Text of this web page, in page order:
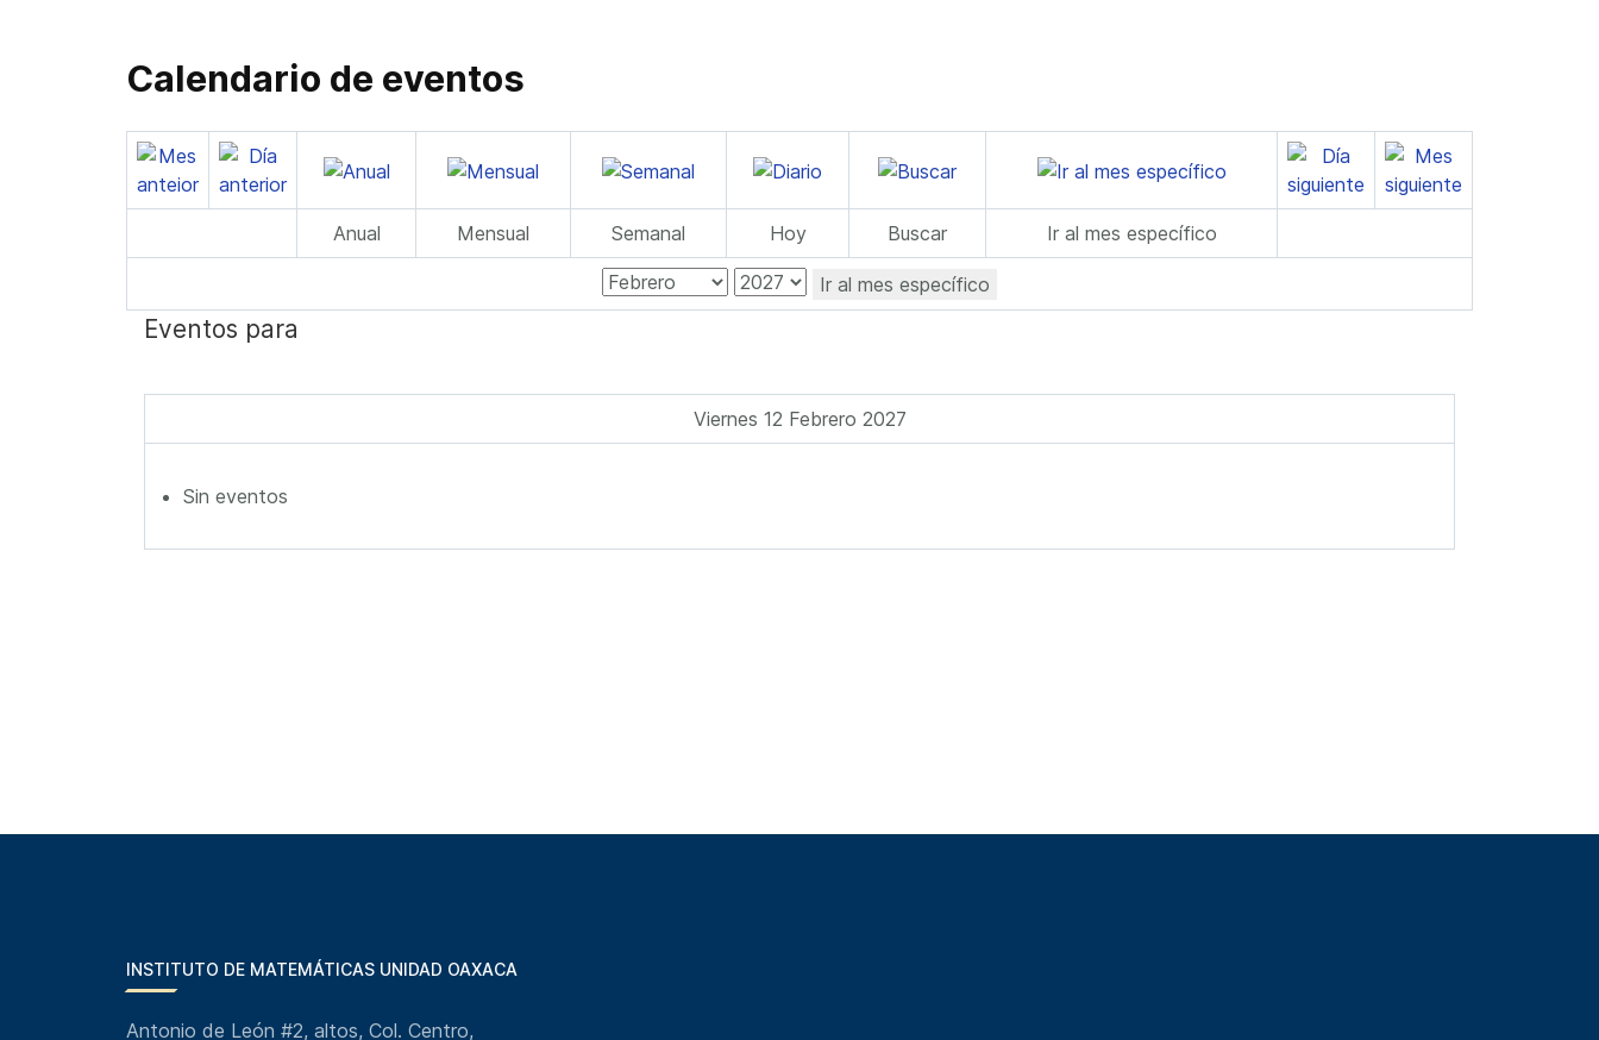
Calendario de eventos
Anual Mensual Semanal Hoy Buscar Ir al mes específico
Ir al mes específico
Eventos para
Viernes 12 Febrero 2027
Sin eventos
INSTITUTO DE MATEMÁTICAS UNIDAD OAXACA
Antonio de León #2, altos, Col. Centro,